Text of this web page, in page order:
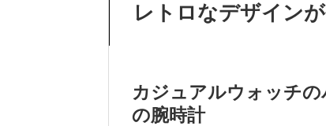
レトロなデザイン
カジュアルウォッチの
の腕時計